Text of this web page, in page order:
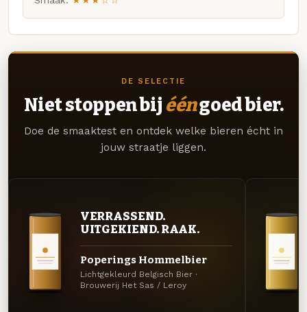
DE SELECTIE
Niet stoppen bij ééngoed bier.
Doe de smaaktest en ontdek welke bieren écht in
jouw straatje liggen.
VERRASSEND.
UITGEKIEND. RAAK.
Poperings Hommelbier
Lichtgekleurd Belgisch Bier ·
Brouwerij Het Sas / Leroy